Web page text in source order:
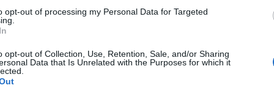
opt-out of processing my Personal Data for Targeted
opt-out of Collection, Use, Retention, Sale, and/or Sharing
Data that Is Unrelated with the Purposes for which it
το διαθέσιμο εισόδημα των
να αποφευχθεί ένα νέο πληθωριστικό σοκ που
στις προβλέψεις του κρατικού προϋπολογισμού.
σε μια περίοδο διεθνούς